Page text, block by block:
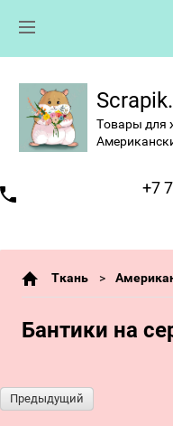
Товары для
+7
Ткань
Бантики на
Предыдущий